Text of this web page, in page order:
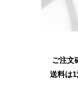
ご注文
送料は1